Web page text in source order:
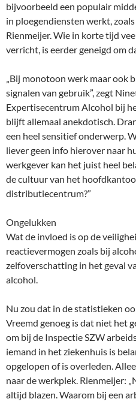
bijvoorbeeld een populair
in ploegendiensten werkt,
Rienmeijer. Wie in korte tijd
verricht, is eerder geneigd om
„Bij monotoon werk maar ook
signalen van gebruik”, zegt
Expertisecentrum Alcohol bij
blijft allemaal anekdotisch.
een heel sensitief onderwerp.
liever geen info hierover naar
werkgever kan het juist heel
de cultuur van het
distributiecentrum?”
Ongelukken
Wat de invloed is op de
reactievermogen zoals bij
zelfoverschatting in het geval
alcohol.
Nu zou dat in de statistieken
Vreemd genoeg is dat niet het
om bij de Inspectie SZW
iemand in het ziekenhuis is
opgelopen of is overleden.
naar de werkplek. Rienmeijer:
altijd blazen. Waarom bij een